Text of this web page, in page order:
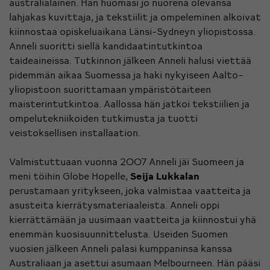
lahjakas kuvittaja, ja tekstiilit ja ompeleminen alkoivat
kiinnostaa opiskeluaikana Länsi-Sydneyn yliopistossa.
Anneli suoritti siellä kandidaatintutkintoa
taideaineissa. Tutkinnon jälkeen Anneli halusi viettää
pidemmän aikaa Suomessa ja haki nykyiseen Aalto-
yliopistoon suorittamaan ympäristötaiteen
maisterintutkintoa. Aallossa hän jatkoi tekstiilien ja
ompelutekniikoiden tutkimusta ja tuotti
veistoksellisen installaation.
Valmistuttuaan vuonna 2007 Anneli jäi Suomeen ja
meni töihin Globe Hopelle, Seija Lukkalan
perustamaan yritykseen, joka valmistaa vaatteita ja
asusteita kierrätysmateriaaleista. Anneli oppi
kierrättämään ja uusimaan vaatteita ja kiinnostui yhä
enemmän kuosisuunnittelusta. Useiden Suomen
vuosien jälkeen Anneli palasi kumppaninsa kanssa
Australiaan ja asettui asumaan Melbourneen. Hän pääsi